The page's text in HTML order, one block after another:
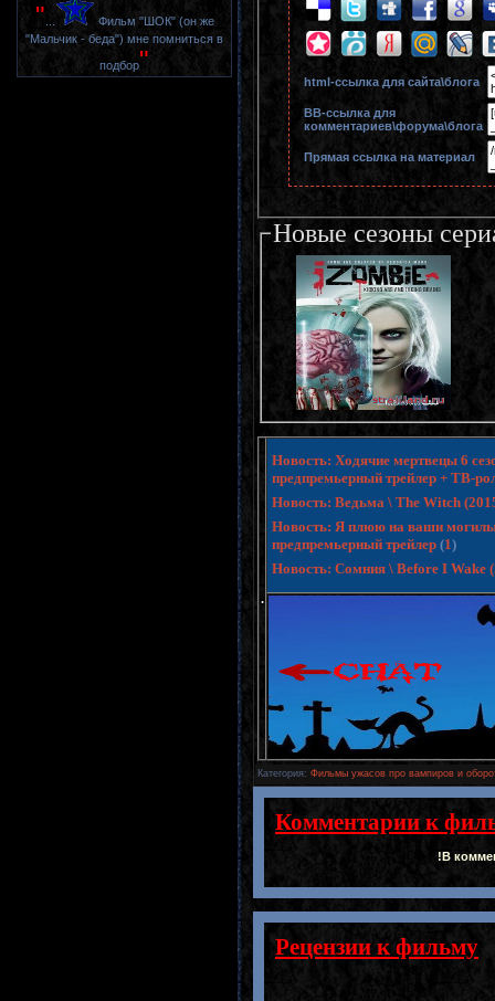
"
Фильм "ШОК" (он же
"Мальчик - беда") мне помниться в
подбор"
html-cсылка для сайта\блога
BB-cсылка для
комментариев\форума\блога
Прямая ссылка на материал
Новые сезоны
.
Новость: Ходячие мертвецы 6
предпремьерный трейлер + ТВ-
Новость: Ведьма \ The Witch
Новость: Я плюю на ваши
предпремьерный трейлер (1)
Новость: Сомния \ Before I Wake
Категория: Фильмы ужасов про вампиров и
Комментарии к
!В
Рецензии к фильму